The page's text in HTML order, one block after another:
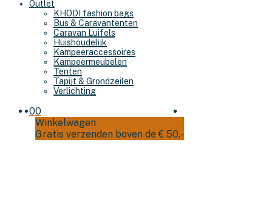
Outlet
KHODI fashion bags
Bus & Caravantenten
Caravan Luifels
Huishoudelijk
Kampeeraccessoires
Kampeermeubelen
Tenten
Tapijt & Grondzeilen
Verlichting
00
Winkelwagen
Gratis verzenden boven de € 50,-